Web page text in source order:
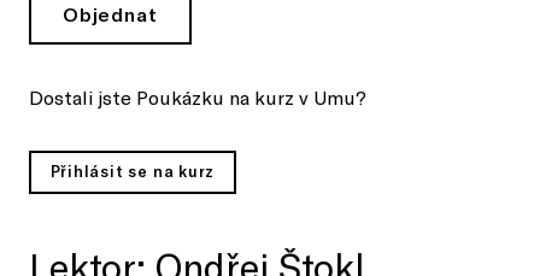
Objednat
Dostali jste Poukázku na kurz v Umu?
Přihlásit se na kurz
Lektor: Ondřej Štokl